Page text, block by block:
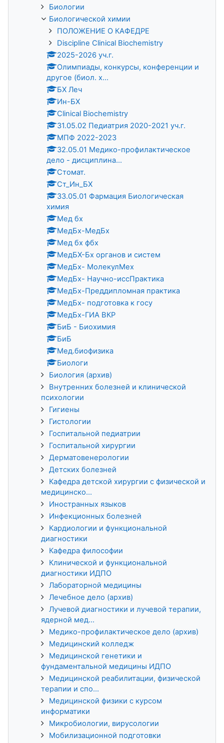
Биологии
Биологической химии
ПОЛОЖЕНИЕ О КАФЕДРЕ
Discipline Clinical Biochemistry
2025-2026 уч.г.
Олимпиады, конкурсы, конференции и
другое (биол. х...
БХ Леч
Ин-БХ
Clinical Biochemistry
31.05.02 Педиатрия 2020-2021 уч.г.
МПФ 2022-2023
32.05.01 Медико-профилактическое
дело - дисциплина...
Стомат.
Ст_Ин_БХ
33.05.01 Фармация Биологическая
химия
Мед бх
МедБх-МедБх
Мед бх фбх
МедБХ-Бх органов и систем
МедБх- МолекулМех
МедБх- Научно-иссПрактика
МедБх-Преддипломная практика
МедБх- подготовка к госу
МедБх-ГИА ВКР
БиБ - Биохимия
БиБ
Мед.биофизика
Биологи
Биология (архив)
Внутренних болезней и клинической
психологии
Гигиены
Гистологии
Госпитальной педиатрии
Госпитальной хирургии
Дерматовенерологии
Детских болезней
Кафедра детской хирургии с физической и
медицинско...
Иностранных языков
Инфекционных болезней
Кардиологии и функциональной
диагностики
Кафедра философии
Клинической и функциональной
диагностики ИДПО
Лабораторной медицины
Лечебное дело (архив)
Лучевой диагностики и лучевой терапии,
ядерной мед...
Медико-профилактическое дело (архив)
Медицинский колледж
Медицинской генетики и
фундаментальной медицины ИДПО
Медицинской реабилитации, физической
терапии и спо...
Медицинской физики с курсом
информатики
Микробиологии, вирусологии
Мобилизационной подготовки